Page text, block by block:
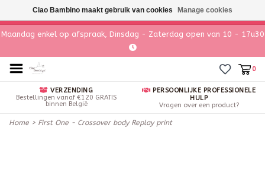
Maandag enkel op afspraak, Dinsdag - Zaterdag open van 10 - 17u30
0
VERZENDING
Bestellingen vanaf €120 GRATIS
binnen België
PERSOONLIJKE PROFESSIONELE
HULP
Vragen over een product?
Home > First One - Crossover body Replay print
Ciao Bambino maakt gebruik van cookies Manage cookies